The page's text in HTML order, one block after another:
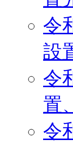
令
設
令
置
令